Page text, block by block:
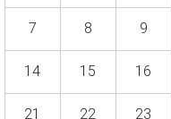
ン・
ジ
ャ
パ
ン
ト
(お
知
ら
せ・
正
で
7 8 9
14 15 16
21 22 23